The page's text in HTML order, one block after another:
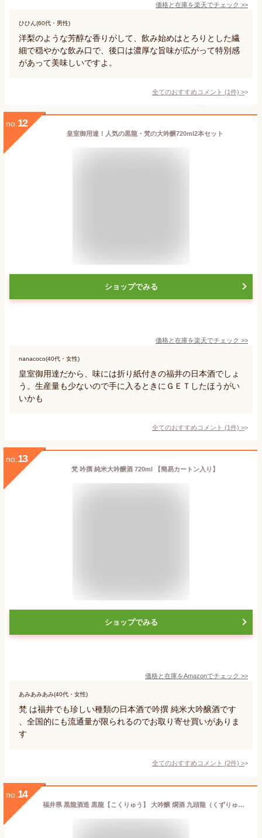
価格と在庫を楽天でチェック >>
ひひん(60代・男性)
洋梨のような芳醇な香りがして、飲み始めはとろりとした繊
細で穏やかな飲み口で、後口は濃厚な旨味が広がって特別感
があって美味しいですよ。
全てのおすすめコメント (1件) >
no. 12
皇室御用達！人気の黒龍・梵の大吟醸720ml2本セット
ショップでみる
価格と在庫を楽天でチェック >>
nanacoco(40代・女性)
皇室御用達だから、味には折り紙付きの福井の日本酒でしょ
う。生産量も少ないので手に入るときにＧＥＴしたほうがい
いかも
全てのおすすめコメント (1件) >
no. 13
梵 吟撰 純米大吟醸酒 720ml 【簡易カートン入り】
ショップでみる
価格と在庫をAmazonでチェック >>
あみあみあみ(40代・女性)
梵 は福井でも珍しい種類の日本酒で吟撰 純米大吟醸酒です
、全国的にも流通量が限られるのでお取り寄せ買いがありま
す
全てのおすすめコメント (2件) >
no. 14
福井県 黒龍酒造 黒龍【こくりゅう】 大吟醸 燗酒 九頭龍（くずりゅう） 720ml 【日本酒】 お酒